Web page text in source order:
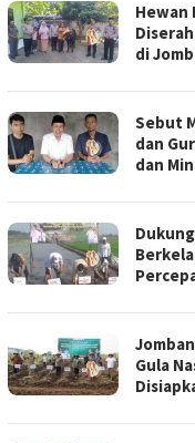
Hewan
di
Sebut
dan
dan
Gula